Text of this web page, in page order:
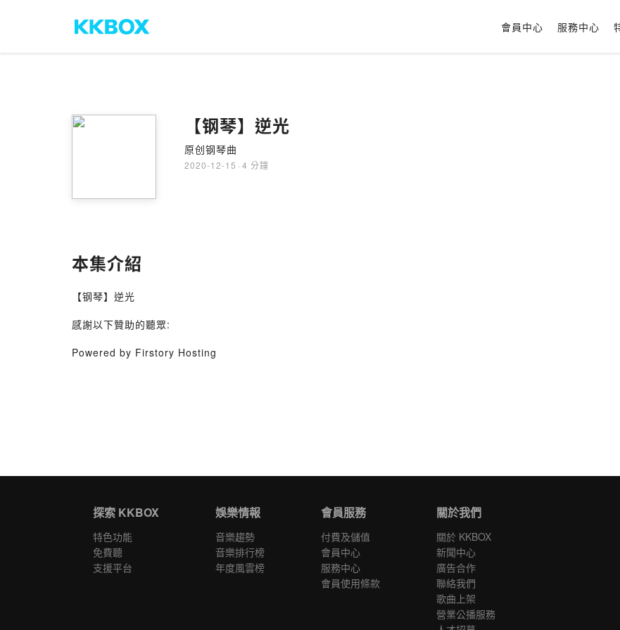
會員中心 服務中心
【钢琴】逆光
原创钢琴曲
2020-12-15 · 4 分鐘
本集介紹
【钢琴】逆光
感謝以下贊助的聽眾:
Powered by Firstory Hosting
探索 KKBOX
特色功能
免費聽
支援平台
娛樂情報
音樂趨勢
音樂排行榜
年度風雲榜
會員服務
付費及儲值
會員中心
服務中心
會員使用條款
關於我們
關於 KKBOX
新聞中心
廣告合作
聯絡我們
歌曲上架
營業公播服務